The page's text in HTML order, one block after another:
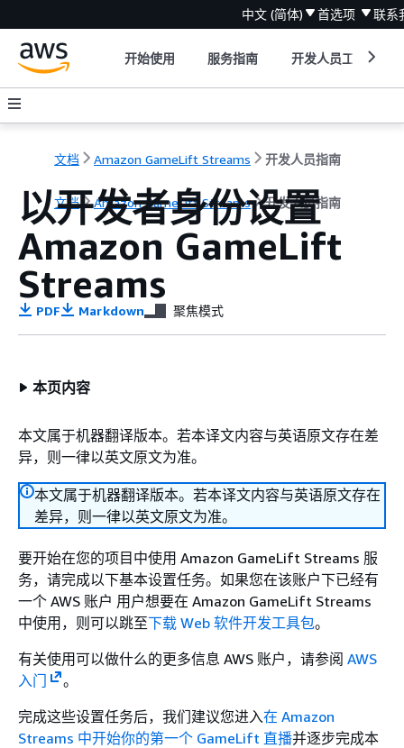
中文 (简体) 首选项 联系
开始使用 服务指南 开发人员工具
文档 Amazon GameLift Streams 开发人员指南
文档 Amazon GameLift Streams 开发人员指南
以开发者身份设置
Amazon GameLift
Streams
PDF Markdown 聚焦模式
本页内容
本文属于机器翻译版本。若本译文内容与英语原文存在差
异，则一律以英文原文为准。
本文属于机器翻译版本。若本译文内容与英语原文存在
差异，则一律以英文原文为准。
要开始在您的项目中使用 Amazon GameLift Streams 服
务，请完成以下基本设置任务。如果您在该账户下已经有
一个 AWS 账户 用户想要在 Amazon GameLift Streams
中使用，则可以跳至下载 Web 软件开发工具包。
有关使用可以做什么的更多信息 AWS 账户，请参阅 AWS
入门
。
完成这些设置任务后，我们建议您进入在 Amazon
Streams 中开始你的第一个 GameLift 直播并逐步完成本